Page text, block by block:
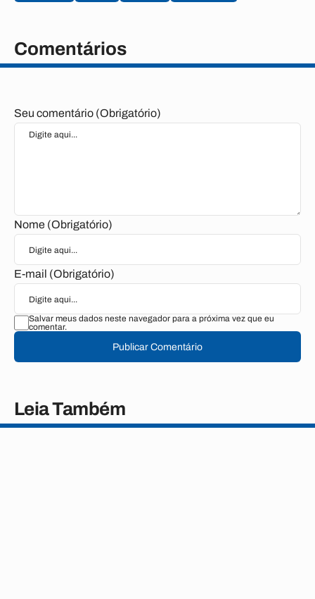
Comentários
Seu comentário (Obrigatório)
Nome (Obrigatório)
E-mail (Obrigatório)
Salvar meus dados neste navegador para a próxima vez que eu
comentar.
Publicar Comentário
Leia Também